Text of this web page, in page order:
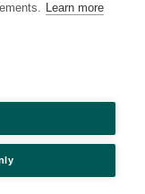
Learn more